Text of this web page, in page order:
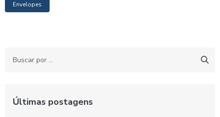
Envelopes
Últimas postagens